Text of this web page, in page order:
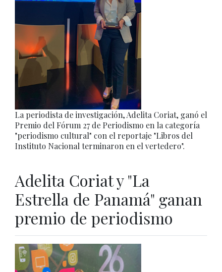
La periodista de investigación, Adelita Coriat, ganó el
Premio del Fórum 27 de Periodismo en la categoría
"periodismo cultural" con el reportaje "Libros del
Instituto Nacional terminaron en el vertedero".
Adelita Coriat y "La
Estrella de Panamá" ganan
premio de periodismo